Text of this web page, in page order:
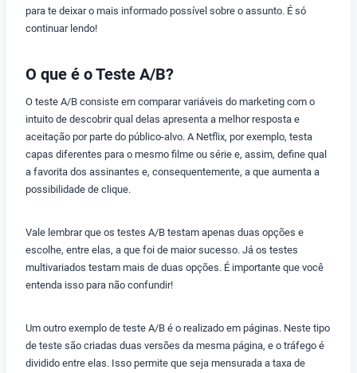
para te deixar o mais informado possível sobre o assunto. É só
continuar lendo!
O que é o Teste A/B?
O teste A/B consiste em comparar variáveis do marketing com o
intuito de descobrir qual delas apresenta a melhor resposta e
aceitação por parte do público-alvo. A Netflix, por exemplo, testa
capas diferentes para o mesmo filme ou série e, assim, define qual
a favorita dos assinantes e, consequentemente, a que aumenta a
possibilidade de clique.
Vale lembrar que os testes A/B testam apenas duas opções e
escolhe, entre elas, a que foi de maior sucesso. Já os testes
multivariados testam mais de duas opções. É importante que você
entenda isso para não confundir!
Um outro exemplo de teste A/B é o realizado em páginas. Neste tipo
de teste são criadas duas versões da mesma página, e o tráfego é
dividido entre elas. Isso permite que seja mensurada a taxa de